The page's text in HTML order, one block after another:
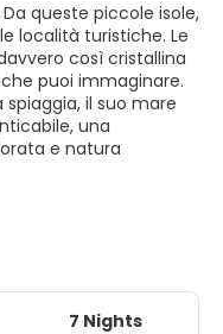
queste piccole isole,
località turistiche. Le
così cristallina
puoi immaginare.
il suo mare
una
e natura
7 Nights